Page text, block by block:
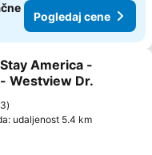
Pogledaj cene
u favorite
America -
Westview Dr.
udaljenost 5.4 km